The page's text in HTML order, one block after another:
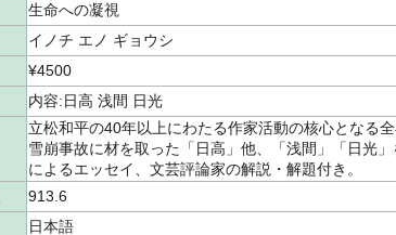
生命への凝視
イノチ エノ ギョウシ
¥4500
内容:日高 浅間 日光
立松和平の40年以上にわたる作家活動の核心となる
雪崩事故に材を取った「日高」他、「浅間」「日光
によるエッセイ、文芸評論家の解説・解題付き。
913.6
日本語